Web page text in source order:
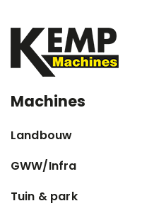
Machines
Landbouw
GWW/Infra
Tuin & park